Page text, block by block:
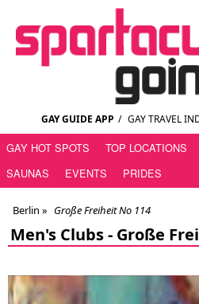
GAY GUIDE APP / GAY TRAVEL
GAY HOT SPOTS TOP LOCATIONS
SAUNAS
EVENTS PRIDES
Berlin » Große Freiheit No 114
Men's Clubs - Große